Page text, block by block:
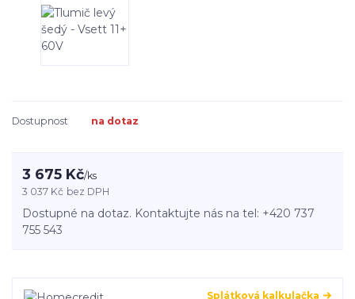
Dostupnost na dotaz
3 675 Kč/ks
3 037 Kč bez DPH
Dostupné na dotaz. Kontaktujte nás na tel: +420 737
755 543
Splátková kalkulačka